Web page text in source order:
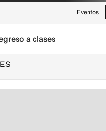
Eventos
a clases